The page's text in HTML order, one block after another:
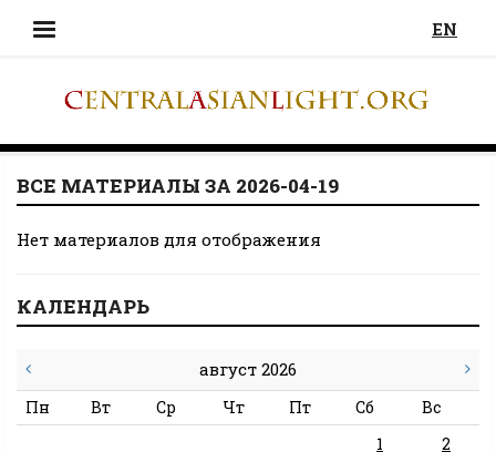
EN
ВСЕ МАТЕРИАЛЫ ЗА 2026-04-19
Нет материалов для отображения
КАЛЕНДАРЬ
август 2026
Пн Вт Ср Чт Пт Сб
Вс
1
2